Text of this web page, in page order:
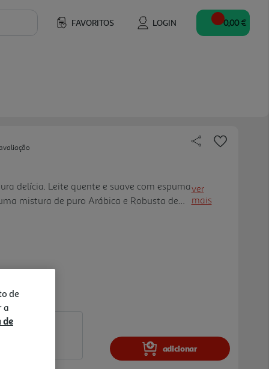
FAVORITOS LOGIN 0,00 €
delícia. Leite quente e suave com espuma
mistura de puro Arábica e Robusta de
para preparar e pode ser saboreado
ver
mais
adicionar
de
a
de